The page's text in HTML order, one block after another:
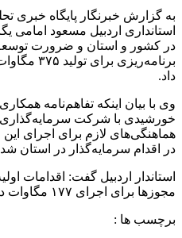
به گزارش خبرنگار پایگاه خبری
استانداری اردبیل مسعود امامی
در کشور و استان و ضرورت توسعه
داد.
خورشیدی با شرکت سرمایه‌گذاری
هماهنگی‌های لازم برای اجرای
در اقدام سرمایه‌گذار در استان
استاندار اردبیل گفت: اقدامات
مجوزها برای اجرای ۱۷۷ مگاوات در مرحله اول انجام شده است.
برچسب ها :